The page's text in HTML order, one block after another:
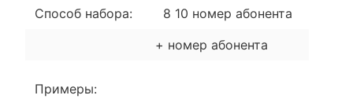
Способ набора:
8 10 номер абонента
+ номер абонента
Примеры: